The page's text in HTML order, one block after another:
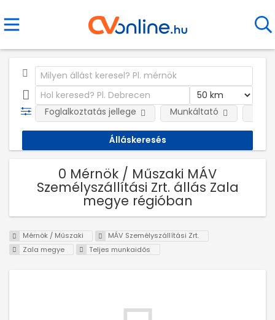
Foglalkoztatás jellege Munkáltató
0 Mérnök / Műszaki MÁV
Személyszállítási Zrt. állás Zala
megye régióban
Mérnök / Műszaki
MÁV Személyszállítási Zrt.
Zala megye
Teljes munkaidős